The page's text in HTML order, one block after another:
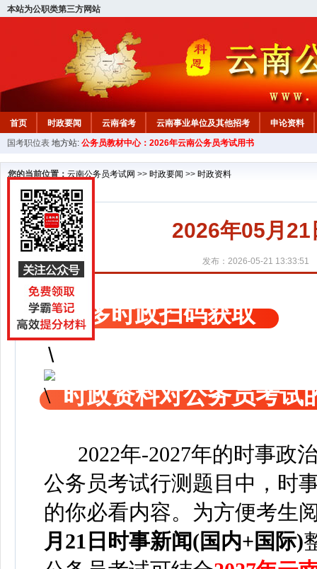
本站为公职类第三方网站
首页 时政要闻 云南省考 云南事业单位及其他招考
申论资料
国考职位表 地方站: 公务员教材中心：2026年云南公务员考试用书
您的当前位置： 云南公务员考试网 >> 时政要闻 >> 时政资料
2026年05月
发布：2026-05-21 13:33:51
更多时政扫码获取
时政资料对公务员考试
2022年-2027年的时事政
公务员考试行测题目中，时
的你必看内容。为方便考生
月21日 时事新闻(国内+国际)